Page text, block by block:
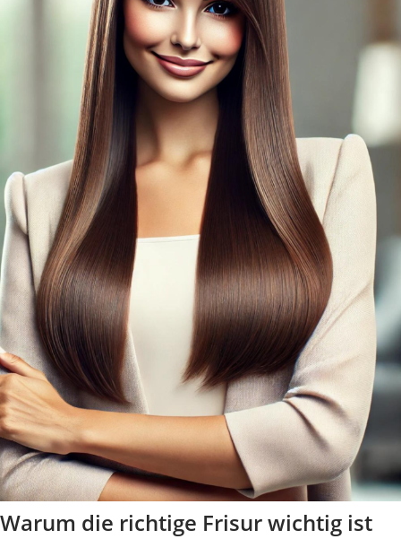
Warum die richtige Frisur wichtig ist